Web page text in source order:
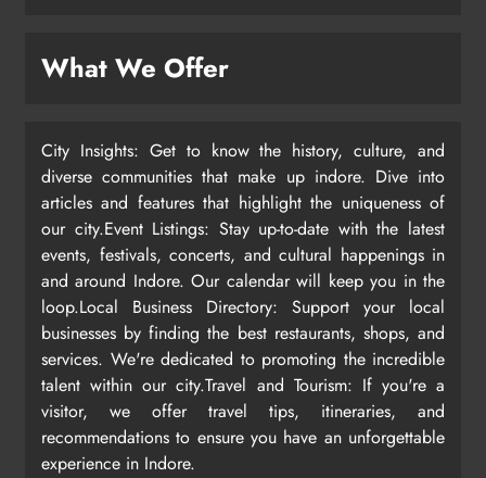
What We Offer
City Insights: Get to know the history, culture, and
diverse communities that make up indore. Dive into
articles and features that highlight the uniqueness of
our city.Event Listings: Stay up-to-date with the latest
events, festivals, concerts, and cultural happenings in
and around Indore. Our calendar will keep you in the
loop.Local Business Directory: Support your local
businesses by finding the best restaurants, shops, and
services. We're dedicated to promoting the incredible
talent within our city.Travel and Tourism: If you're a
visitor, we offer travel tips, itineraries, and
recommendations to ensure you have an unforgettable
experience in Indore.